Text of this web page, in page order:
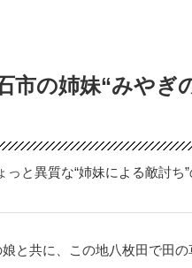
の姉妹“みやぎ
と異質な“姉妹による敵討ち”
と共に、この地八枚田で田